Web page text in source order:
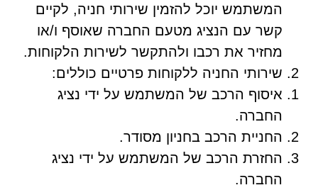
המשתמש יוכל להזמין שירותי חניה, לקיים
קשר עם הנציג מטעם החברה שאוסף ו/או
מחזיר את רכבו ולהתקשר לשירות הלקוחות.
שירותי החניה ללקוחות פרטיים כוללים:
איסוף הרכב של המשתמש על ידי נציג
החברה.
החניית הרכב בחניון מסודר.
החזרת הרכב של המשתמש על ידי נציג
החברה.